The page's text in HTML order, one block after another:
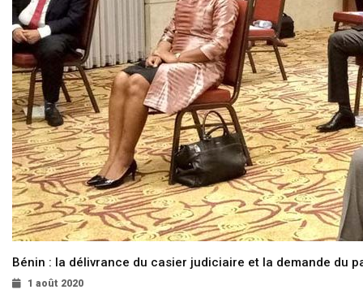
Bénin : la délivrance du casier judiciaire et la demande du
1 août 2020